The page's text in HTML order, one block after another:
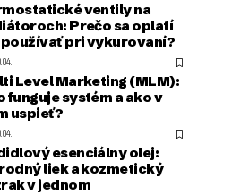
ventily na
Prečo sa oplatí
používať pri vykurovaní?
Level Marketing (MLM):
funguje systém a ako v
uspieť?
esenciálny olej:
liek a kozmetický
v jednom